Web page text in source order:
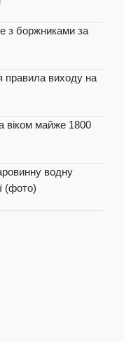
з боржниками за
правила виходу на
віком майже 1800
водну
(фото)